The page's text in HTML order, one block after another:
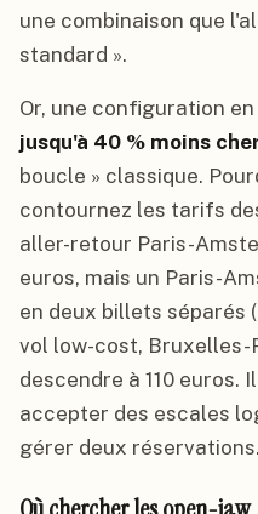
une combinaison que
standard ».
Or, une configuration
jusqu'à 40 % moins
boucle » classique.
contournez les tarifs
aller-retour Paris-
euros, mais un Paris-
en deux billets séparés
vol low-cost, Bruxelles-
descendre à 110 euros.
accepter des escales
gérer deux réservations.